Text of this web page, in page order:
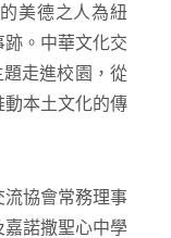
美德之人為紐
。中華文化交
走進校園，從
本土文化的傳
協會常務理事
諾撒聖心中學